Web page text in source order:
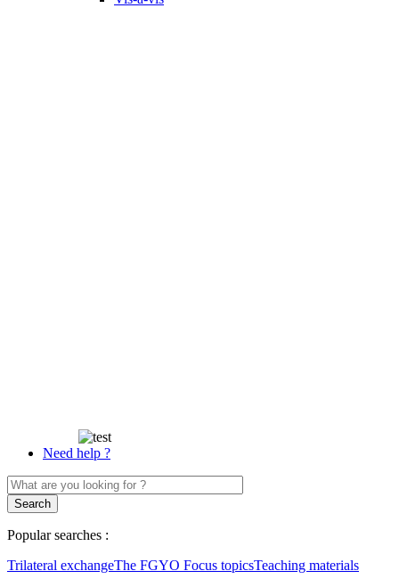
Need help ?
Popular searches :
Trilateral exchangeThe FGYO Focus topicsTeaching materials